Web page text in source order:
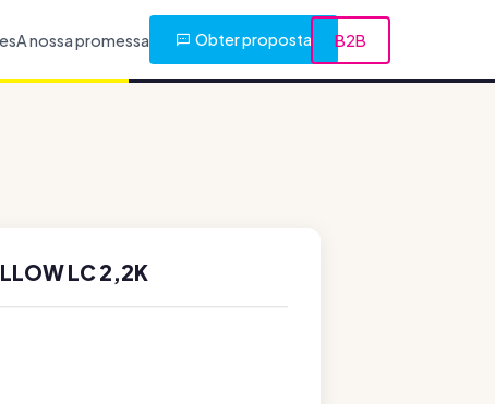
A nossa promessa Obter proposta B2B
LC 2,2K